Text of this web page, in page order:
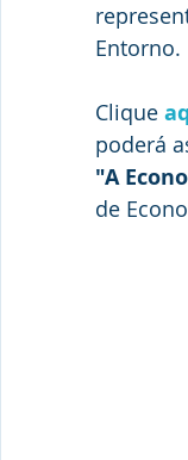
Entorno.
Clique
poderá
"A
de